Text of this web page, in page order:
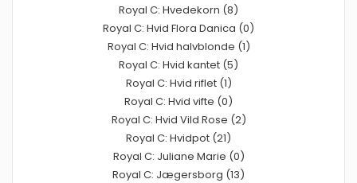
Royal C: Hvedekorn (8)
Royal C: Hvid Flora Danica (0)
Royal C: Hvid halvblonde (1)
Royal C: Hvid kantet (5)
Royal C: Hvid riflet (1)
Royal C: Hvid vifte (0)
Royal C: Hvid Vild Rose (2)
Royal C: Hvidpot (21)
Royal C: Juliane Marie (0)
Royal C: Jægersborg (13)